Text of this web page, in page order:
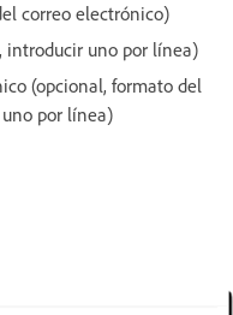
correo electrónico)
introducir uno por línea)
(opcional, formato del
por línea)